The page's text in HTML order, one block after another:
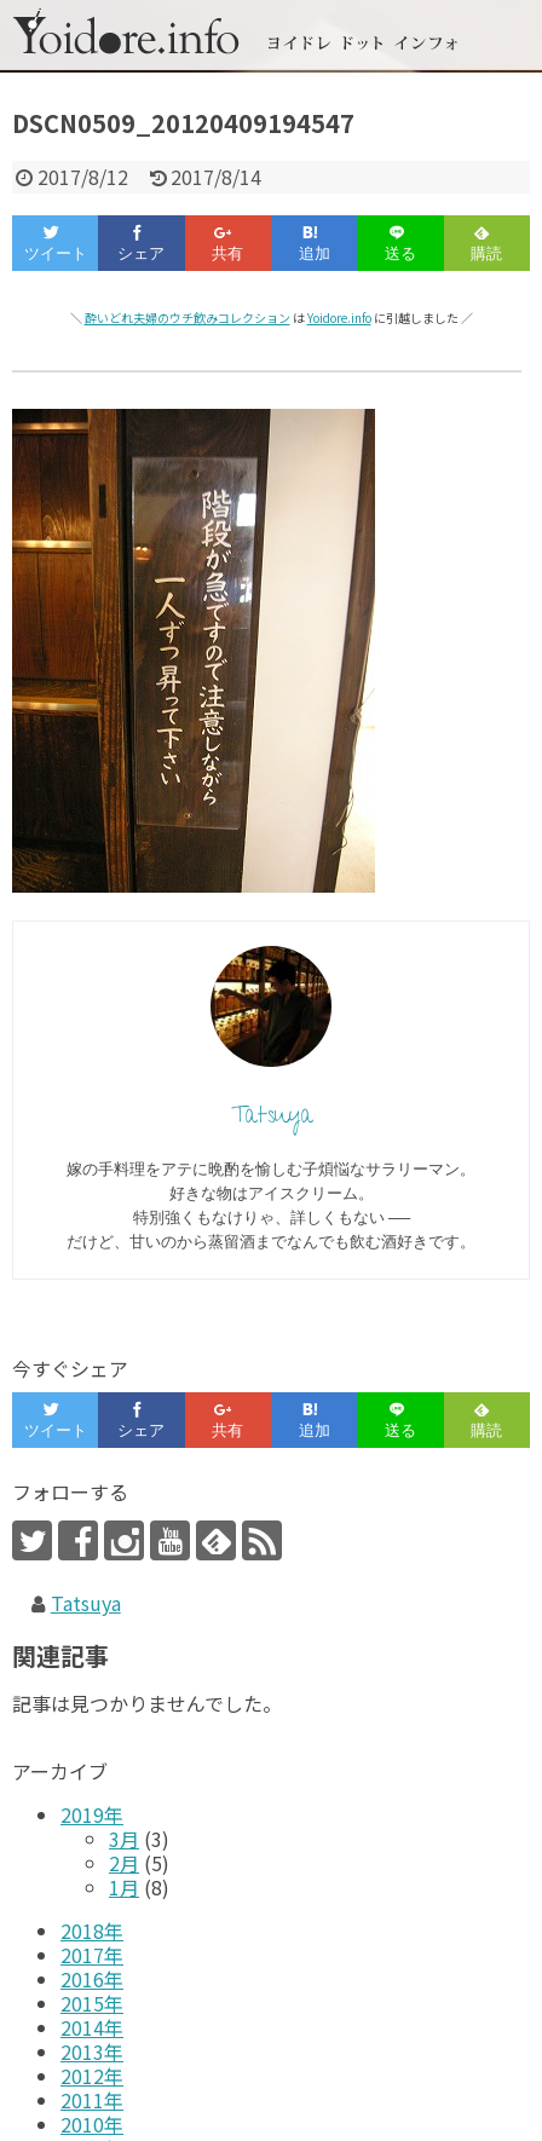
DSCN0509_20120409194547
2017/8/12 2017/8/14
＼ 酔いどれ夫婦のウチ飲みコレクション はYoidore.infoに引越しました ／
Tatsuya
嫁の手料理をアテに晩酌を愉しむ子煩悩なサラリーマン。
好きな物はアイスクリーム。
特別強くもなけりゃ、詳しくもない ──
だけど、甘いのから蒸留酒までなんでも飲む酒好きです。
今すぐシェア
フォローする
Tatsuya
関連記事
記事は見つかりませんでした。
アーカイブ
2019年
3月 (3)
2月 (5)
1月 (8)
2018年
2017年
2016年
2015年
2014年
2013年
2012年
2011年
2010年